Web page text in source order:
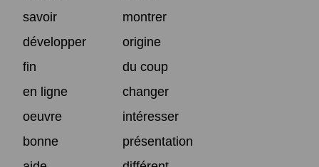
savoir
montrer
développer
origine
fin
du coup
en ligne
changer
oeuvre
intéresser
bonne
présentation